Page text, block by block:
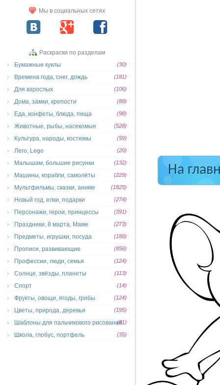
На
Мы в социальных сетях
Раскраски по разделам
Бумажные куклы
(30)
Времена года, снег, дождь (181)
Для взрослых (106)
Дома, замки, крепости (88)
Еда, конфеты, блюда, пища (98)
Животные, рыбы, насекомые (528)
Культура, народы, костюмы (59)
Лего, Lego (20)
Малышам, большие рисунки (132)
Машины, корабли, самолёты (229)
Мультфильмы, сказки, аниме (1825)
Новый год, елки, подарки (274)
Персонажи, герои, принцессы (391)
Праздники, 8 марта, Маме (273)
Предметы, игрушки, посуда (188)
Прописи, развивающие (856)
Профессии, люди, семья (124)
Солнце, звёзды, планеты (113)
Спорт (14)
Фрукты, овощи, ягоды, грибы (124)
Цветы, природа, деревья (195)
Шаблоны для пальчикового рисования(81)
Школа, глобус, портфель (35)